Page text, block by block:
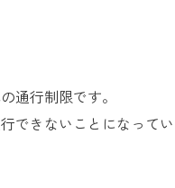
通行制限です。
できないことになってい